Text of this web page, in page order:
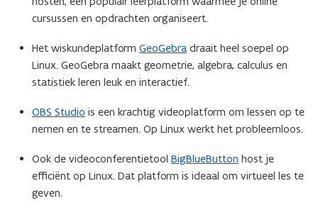
t
i
n
u
w
e
n
cursussen en opdrachten organiseert.
Het wiskundeplatform GeoGebra draait heel soepel op
Linux. GeoGebra maakt geometrie, algebra, calculus en
statistiek leren leuk en interactief.
OBS Studio is een krachtig videoplatform om lessen op te
nemen en te streamen. Op Linux werkt het probleemloos.
Ook de videoconferentietool BigBlueButton host je
efficiënt op Linux. Dat platform is ideaal om virtueel les te
geven.